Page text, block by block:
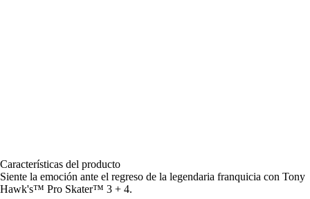
Características del producto
Siente la emoción ante el regreso de la legendaria franquicia con Tony
Hawk's™ Pro Skater™ 3 + 4.